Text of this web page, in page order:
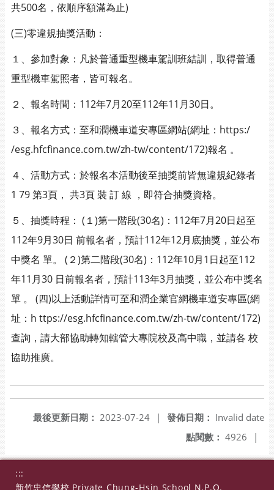
共500名，依順序額滿為止)
(三)零違規抽獎活動：
１、參加對象：凡於普通重型機車駕訓班結訓，取得普通
重型機車駕照者，皆可報名。
２、報名時間：112年7月20至112年11月30日。
３、報名方式：至和潤機車道安專區網站(網址：https:/
/esg.hfcfinance.com.tw/zh-tw/content/172)報名 。
４、活動方式：於報名本活動後至抽獎前皆無違規紀錄者
1 79 第3頁， 共3頁 裝 訂 線 ，即符合抽獎資格。
５、抽獎時程： (１)第一階段(30名)：112年7月20日起至
112年9月30日 前報名者，預計112年12月底抽獎，並公布
中獎名 單。 (２)第二階段(30名)：112年10月1日起至112
年11月30 日前報名者，預計113年3月抽獎，並公布中獎名
單 。 (四)以上活動詳情可至和潤企業官網機車道安專區(網
址：h ttps://esg.hfcfinance.com.tw/zh-tw/content/172)
查詢，請大部協助轉知轄管大專院校及高中職，並請各 校
協助推廣。
發佈日期： Invalid date
最後更新日期： 2023-07-24
|
點閱數： 4926 |
:::
新竹忠信學校 Private Chung-Hsin School N.P.O.